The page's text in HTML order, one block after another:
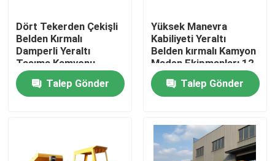
videolar
Yeraltı Damperli Kamyon
Yeraltı Belden kırmalı Kamyon
Dört Tekerden Çekişli
Belden Kırmalı
Damperli Yeraltı
Taşıma Kamyonu
Yüksek Mukavemet
Talep Gönder
Yüksek Manevra
Kabiliyeti Yeraltı
Belden kırmalı Kamyon
Maden Ekipmanları 12
Ton
Talep Gönder